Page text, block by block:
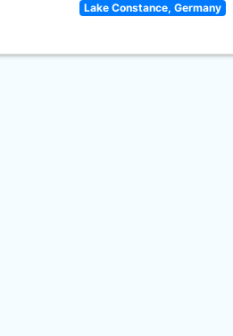
Lake Constance, Germany